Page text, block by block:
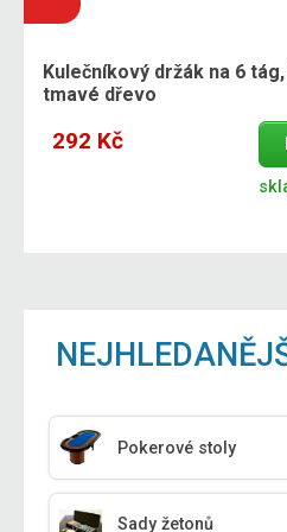
Kulečníkový držák na 6
tmavé dřevo
292 Kč
Pokerové stoly
Sady žetonů